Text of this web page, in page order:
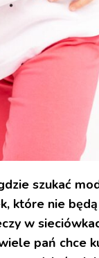
szukać
które nie
w
pań chce